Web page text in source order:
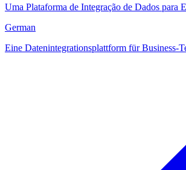
Uma Plataforma de Integração de Dados para
German
Eine Datenintegrationsplattform für Business-